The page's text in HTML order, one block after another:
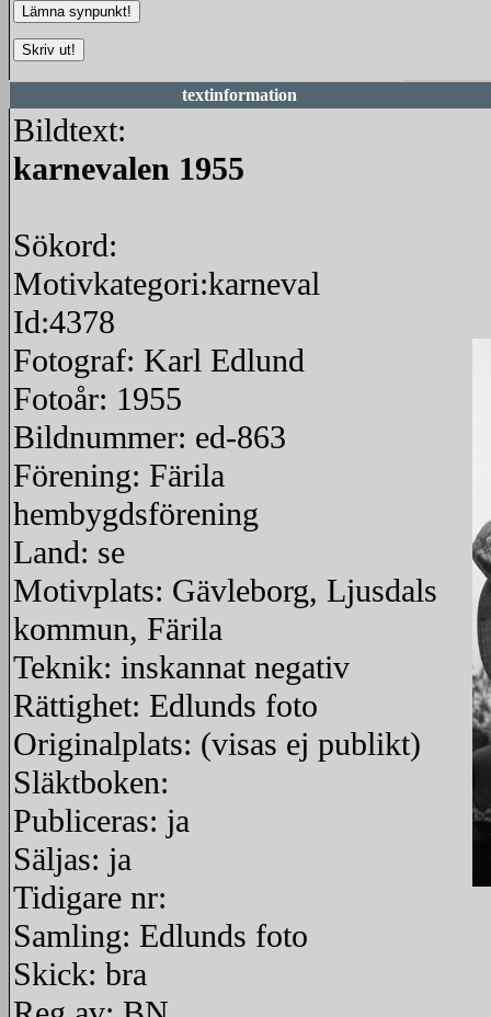
textinformation
Bildtext:
karnevalen 1955
Sökord:
Motivkategori:karneval
Id:4378
Fotograf: Karl Edlund
Fotoår: 1955
Bildnummer: ed-863
Förening: Färila
hembygdsförening
Land: se
Motivplats: Gävleborg, Ljusdals
kommun, Färila
Teknik: inskannat negativ
Rättighet: Edlunds foto
Originalplats: (visas ej publikt)
Släktboken:
Publiceras: ja
Säljas: ja
Tidigare nr:
Samling: Edlunds foto
Skick: bra